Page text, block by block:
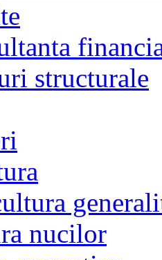
structurale
nucilor